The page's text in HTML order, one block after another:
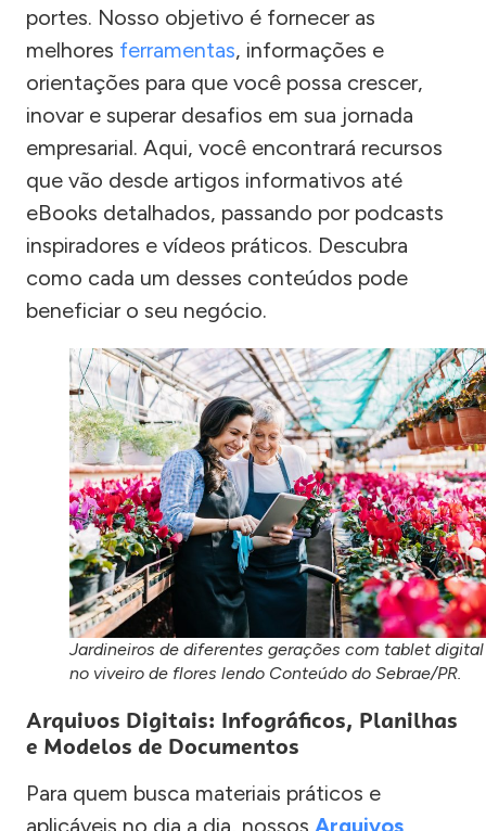
portes. Nosso objetivo é fornecer as
melhores ferramentas, informações e
orientações para que você possa crescer,
inovar e superar desafios em sua jornada
empresarial. Aqui, você encontrará recursos
que vão desde artigos informativos até
eBooks detalhados, passando por podcasts
inspiradores e vídeos práticos. Descubra
como cada um desses conteúdos pode
beneficiar o seu negócio.
Jardineiros de diferentes gerações com tablet digital
no viveiro de flores lendo Conteúdo do Sebrae/PR.
Arquivos Digitais: Infográficos, Planilhas
e Modelos de Documentos
Para quem busca materiais práticos e
aplicáveis no dia a dia, nossos Arquivos